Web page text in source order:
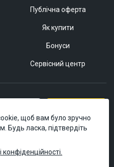
Публічна оферта
Як купити
Бонуси
Сервісний центр
щоб вам було зручно
Будь ласка, підтвердіть